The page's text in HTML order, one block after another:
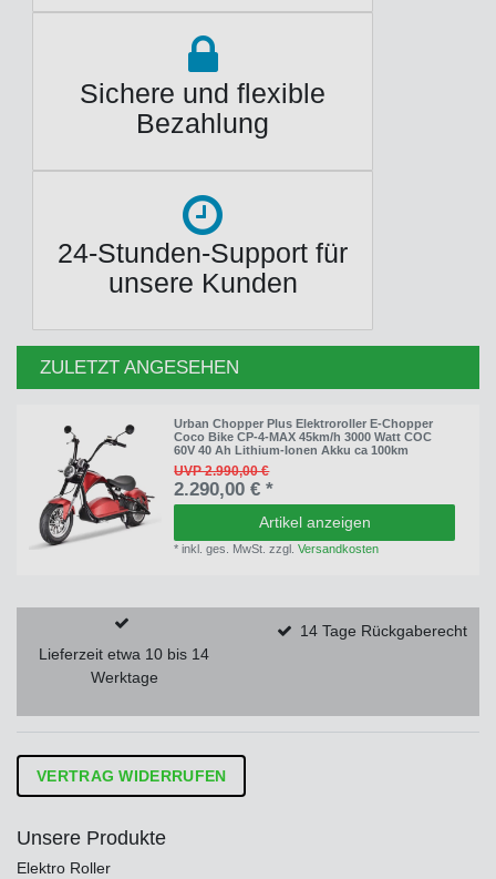
Sichere und flexible
Bezahlung
24-Stunden-Support für
unsere Kunden
ZULETZT ANGESEHEN
Urban Chopper Plus Elektroroller E-Chopper
Coco Bike CP-4-MAX 45km/h 3000 Watt COC
60V 40 Ah Lithium-Ionen Akku ca 100km
UVP 2.990,00 €
2.290,00 € *
Artikel anzeigen
*inkl. ges. MwSt. zzgl.Versandkosten
Lieferzeit etwa 10 bis 14
Werktage
14 Tage Rückgaberecht
VERTRAG WIDERRUFEN
Unsere Produkte
Elektro Roller